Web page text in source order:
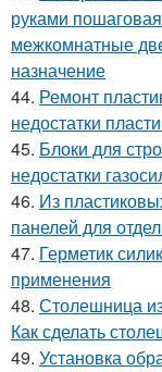
руками
межкомнатные
назначение
44. Ремонт
недостатки
45. Блоки для
недостатки
46. Из
панелей для
47. Герметик
применения
48. Столешница
Как сделать
49. Установка